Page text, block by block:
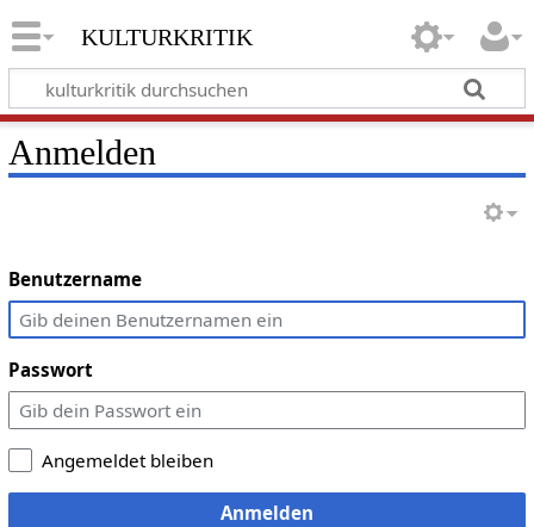
kulturkritik
Anmelden
Benutzername
Passwort
Angemeldet bleiben
Anmelden